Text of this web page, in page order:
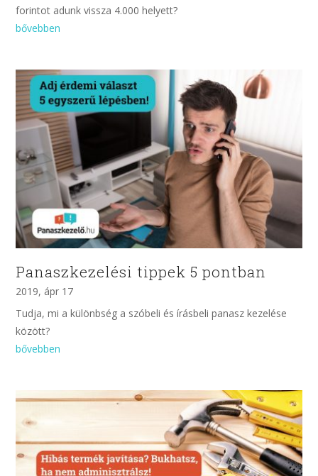
forintot adunk vissza 4.000 helyett?
bővebben
Panaszkezelési tippek 5 pontban
2019, ápr 17
Tudja, mi a különbség a szóbeli és írásbeli panasz kezelése
között?
bővebben